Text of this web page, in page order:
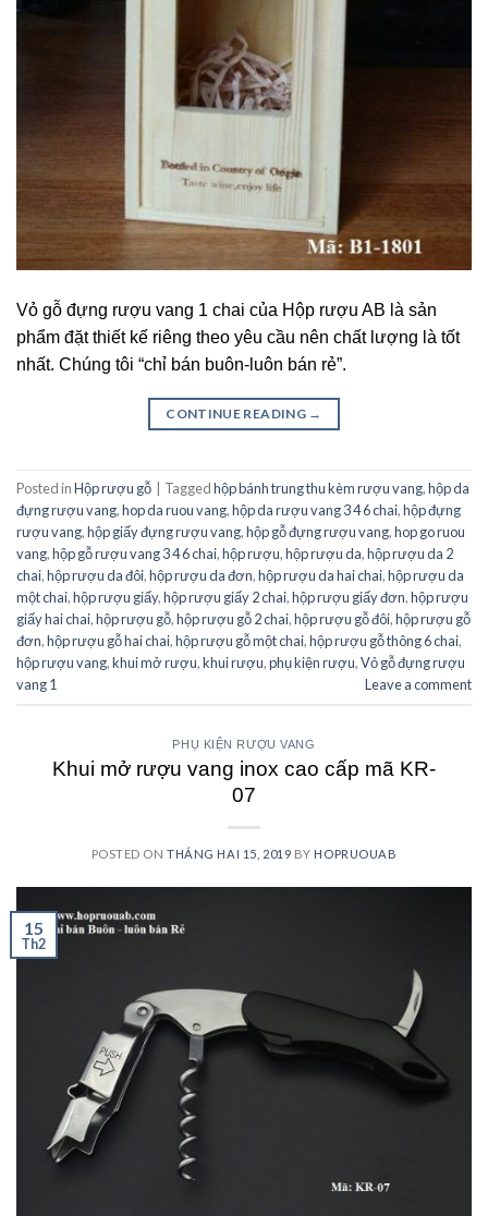
Vỏ gỗ đựng rượu vang 1 chai của Hộp rượu AB là sản
phẩm đặt thiết kế riêng theo yêu cầu nên chất lượng là tốt
nhất. Chúng tôi “chỉ bán buôn-luôn bán rẻ”.
CONTINUE READING →
Posted inHộp rượu gỗ Taggedhộp bánh trung thu kèm rượu vang,hộp da
đựng rượu vang,hop da ruou vang,hộp da rượu vang 3 4 6 chai,hộp đựng
rượu vang,hộp giấy đựng rượu vang,hộp gỗ đựng rượu vang,hop go ruou
vang,hộp gỗ rượu vang 3 4 6 chai,hộp rượu,hộp rượu da,hộp rượu da 2
chai,hộp rượu da đôi,hộp rượu da đơn,hộp rượu da hai chai,hộp rượu da
một chai,hộp rượu giấy,hộp rượu giấy 2 chai,hộp rượu giấy đơn,hộp rượu
giấy hai chai,hộp rượu gỗ,hộp rượu gỗ 2 chai,hộp rượu gỗ đôi,hộp rượu gỗ
đơn,hộp rượu gỗ hai chai,hộp rượu gỗ một chai,hộp rượu gỗ thông 6 chai,
hộp rượu vang,khui mở rượu,khui rượu,phụ kiện rượu,Vỏ gỗ đựng rượu
vang 1
Leave a comment
PHỤ KIỆN RƯỢU VANG
Khui mở rượu vang inox cao cấp mã KR-
07
POSTED ONTHÁNG HAI 15, 2019 BY HOPRUOUAB
15
Th2